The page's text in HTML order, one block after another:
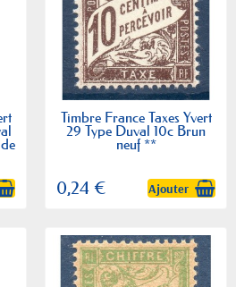
Timbre France Taxes Yvert
29 Type Duval 10c Brun
neuf **
0,24 € Ajouter